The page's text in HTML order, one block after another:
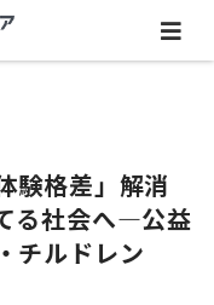
験格差」解消
る社会へ―公益
チルドレン